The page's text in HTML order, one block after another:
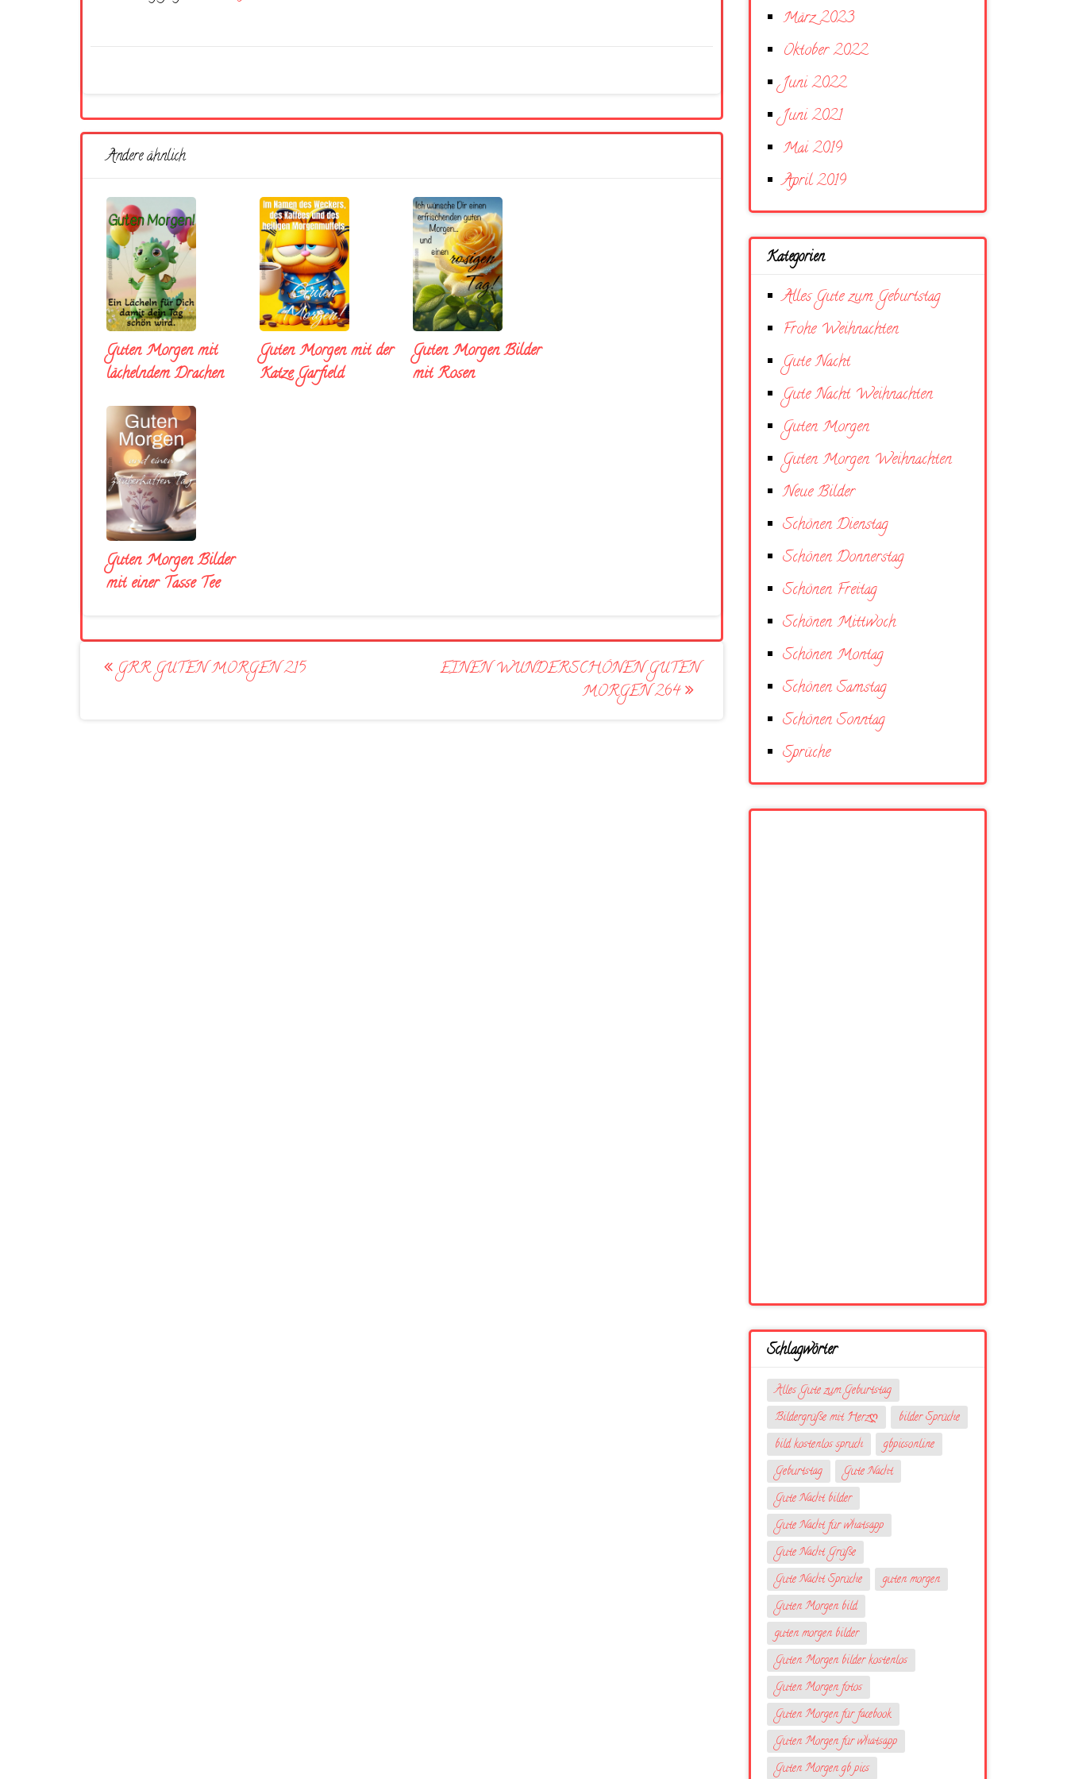
Andere ähnlich
Guten Morgen mit
lächelndem Drachen
Guten Morgen mit der
Katze Garfield
Guten Morgen Bilder
mit Rosen
Guten Morgen Bilder
mit einer Tasse Tee
Post
navigation
GRR GUTEN MORGEN 215
EINEN WUNDERSCHÖNEN GUTEN
MORGEN 264
März 2023
Oktober 2022
Juni 2022
Juni 2021
Mai 2019
April 2019
Kategorien
Alles Gute zum Geburtstag
Frohe Weihnachten
Gute Nacht
Gute Nacht Weihnachten
Guten Morgen
Guten Morgen Weihnachten
Neue Bilder
Schönen Dienstag
Schönen Donnerstag
Schönen Freitag
Schönen Mittwoch
Schönen Montag
Schönen Samstag
Schönen Sonntag
Sprüche
Schlagwörter
Alles Gute zum Geburtstag
Bildergrüße mit Herzღ
bilder Sprüche
bild kostenlos spruch
gbpicsonline
Geburtstag
Gute Nacht
Gute Nacht bilder
Gute Nacht für whatsapp
Gute Nacht Grüße
Gute Nacht Sprüche
guten morgen
Guten Morgen bild
guten morgen bilder
Guten Morgen bilder kostenlos
Guten Morgen fotos
Guten Morgen für facebook
Guten Morgen für whatsapp
Guten Morgen gb pics